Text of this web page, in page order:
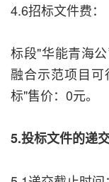
4.6招标文件费：
标段"华能青海
融合示范项目
标"售价：0元。
5.投标文件的递